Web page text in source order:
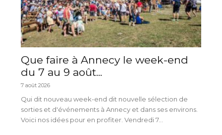
Que faire à Annecy le week-end
du 7 au 9 août...
7 août 2026
Qui dit nouveau week-end dit nouvelle sélection de
sorties et d'événements à Annecy et dans ses environs.
Voici nos idées pour en profiter. Vendredi 7...